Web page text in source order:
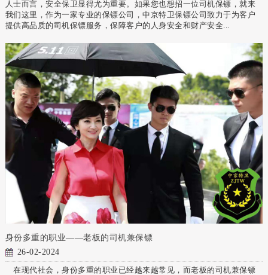
人士而言，安全保卫显得尤为重要。如果您也想招一位司机保镖，就来
我们这里，作为一家专业的保镖公司，中京特卫保镖公司致力于为客户
提供高品质的司机保镖服务，保障客户的人身安全和财产安全...
身份多重的职业——老板的司机兼保镖
26-02-2024
在现代社会，身份多重的职业已经越来越常见，而老板的司机兼保镖